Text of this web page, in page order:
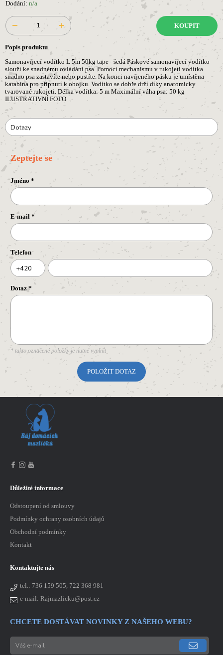
Dodání: n/a
KOUPIT
Popis produktu
Samonavíjecí vodítko L 5m 50kg tape - šedá Páskové samonavíjecí vodítko
slouží ke snadnému ovládání psa. Pomocí mechanismu v rukojeti vodítka
snadno psa zastavíte nebo pustíte. Na konci navíjeného pásku je umístěna
karabina pro připnutí k obojku. Vodítko se dobře drží díky anatomicky
tvarované rukojeti. Délka vodítka: 5 m Maximální váha psa: 50 kg
ILUSTRATIVNÍ FOTO
Dotazy
Zeptejte se
Jméno *
E-mail *
Telefon
+420
Dotaz*
* takto označené položky je nutné vyplnit
Důležité informace
Odstoupení od smlouvy
Podmínky ochrany osobních údajů
Obchodní podmínky
Kontakt
Kontaktujte nás
tel.: 736 159 505, 722 368 981
e-mail: Rajmazlicku@post.cz
CHCETE DOSTÁVAT NOVINKY Z NAŠEHO WEBU?